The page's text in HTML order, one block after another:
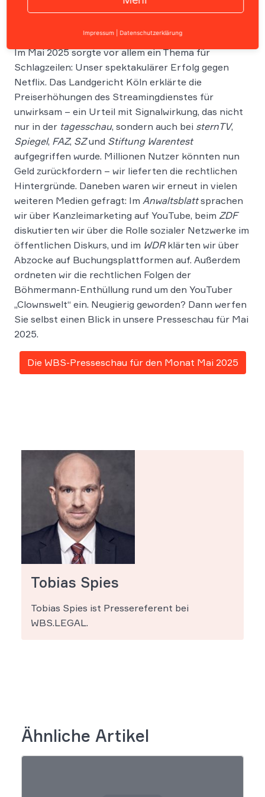
Im Mai 2025 sorgte vor allem ein Thema für
Schlagzeilen: Unser spektakulärer Erfolg gegen
Netflix. Das Landgericht Köln erklärte die
Preiserhöhungen des Streamingdienstes für
unwirksam – ein Urteil mit Signalwirkung, das nicht
nur in der tagesschau, sondern auch bei sternTV,
Spiegel, FAZ, SZund Stiftung Warentest
aufgegriffen wurde. Millionen Nutzer könnten nun
Geld zurückfordern – wir lieferten die rechtlichen
Hintergründe. Daneben waren wir erneut in vielen
weiteren Medien gefragt: Im Anwaltsblattsprachen
wir über Kanzleimarketing auf YouTube, beim ZDF
diskutierten wir über die Rolle sozialer Netzwerke im
öffentlichen Diskurs, und im WDRklärten wir über
Abzocke auf Buchungsplattformen auf. Außerdem
ordneten wir die rechtlichen Folgen der
Böhmermann-Enthüllung rund um den YouTuber
„Clownswelt“ ein. Neugierig geworden? Dann werfen
Sie selbst einen Blick in unsere Presseschau für Mai
2025.
Die WBS-Presseschau für den Monat Mai 2025
Tobias Spies
Tobias Spies ist Pressereferent bei
WBS.LEGAL.
Ähnliche Artikel
Impressum Datenschutzerklärung